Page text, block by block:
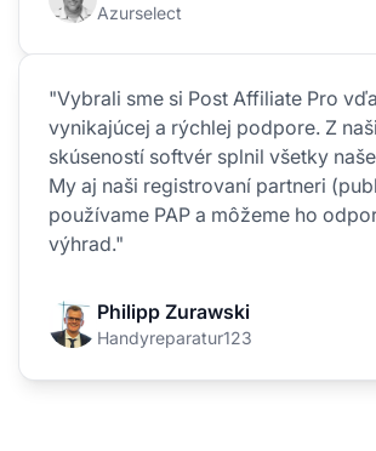
Azurselect
"Vybrali sme si Post Affiliate Pro
vynikajúcej a rýchlej podpore. Z
skúseností softvér splnil všetky
My aj naši registrovaní partneri
používame PAP a môžeme ho
výhrad."
Philipp Zurawski
Handyreparatur123